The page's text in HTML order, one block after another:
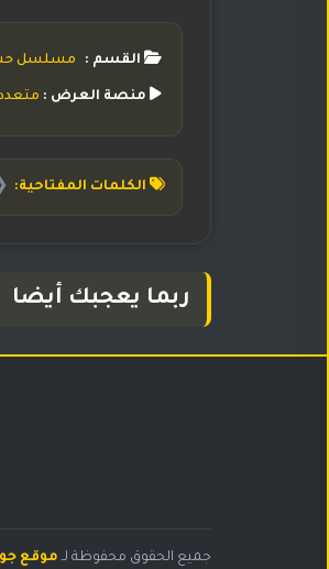
القسم : مسلسل حب
منصة العرض :
الكلمات المفتاحية:
ربما يعجبك أيضا
جميع الحقوق محفوظة لـ موقع